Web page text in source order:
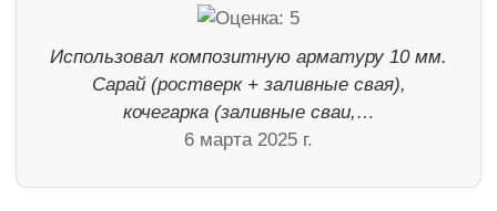
Использовал композитную арматуру 10 мм.
Сарай (ростверк + заливные свая),
кочегарка (заливные сваи,…
6 марта 2025 г.